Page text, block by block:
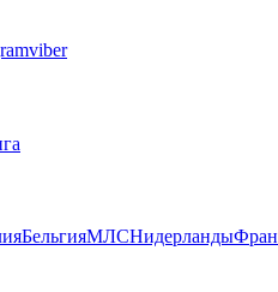
viber
БельгияМЛСНидерланды